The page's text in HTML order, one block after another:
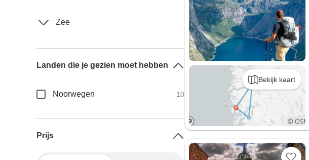
Bekijk kaart
Zee
Landen die je gezien moet hebben
Noorwegen 10
Prijs